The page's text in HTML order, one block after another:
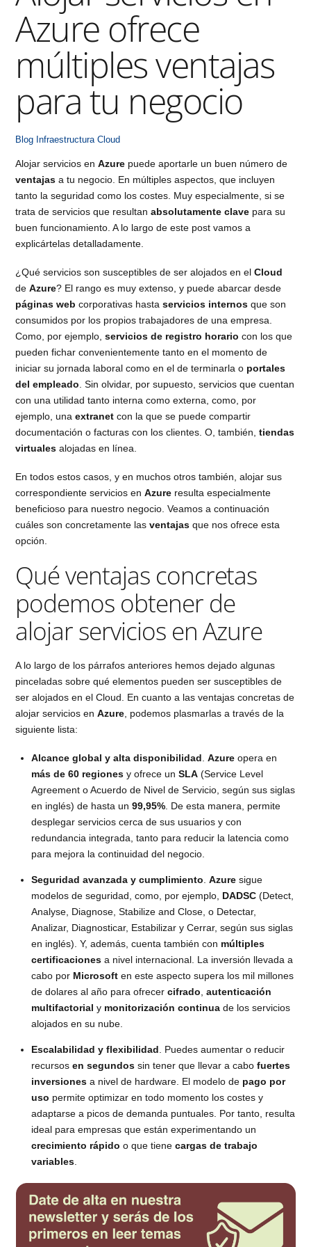
Azure ofrece
múltiples ventajas
para tu negocio
Blog Infraestructura Cloud
Alojar servicios enAzure puede aportarle un buen número de
ventajas a tu negocio. En múltiples aspectos, que incluyen
tanto la seguridad como los costes. Muy especialmente, si se
trata de servicios que resultanabsolutamente clave para su
buen funcionamiento. A lo largo de este post vamos a
explicártelas detalladamente.
¿Qué servicios son susceptibles de ser alojados en el Cloud
deAzure? El rango es muy extenso, y puede abarcar desde
páginas web corporativas hastaservicios internos que son
consumidos por los propios trabajadores de una empresa.
Como, por ejemplo,servicios de registro horario con los que
pueden fichar convenientemente tanto en el momento de
iniciar su jornada laboral como en el de terminarla o portales
del empleado . Sin olvidar, por supuesto, servicios que cuentan
con una utilidad tanto interna como externa, como, por
ejemplo, unaextranet con la que se puede compartir
documentación o facturas con los clientes. O, también,tiendas
virtuales alojadas en línea.
En todos estos casos, y en muchos otros también, alojar sus
correspondiente servicios enAzure resulta especialmente
beneficioso para nuestro negocio. Veamos a continuación
cuáles son concretamente lasventajas que nos ofrece esta
opción.
Qué ventajas concretas
podemos obtener de
alojar servicios en Azure
A lo largo de los párrafos anteriores hemos dejado algunas
pinceladas sobre qué elementos pueden ser susceptibles de
ser alojados en el Cloud. En cuanto a las ventajas concretas de
alojar servicios enAzure , podemos plasmarlas a través de la
siguiente lista:
Alcance global y alta disponibilidad Azureopera en
más de 60 regionesy ofrece un SLA(Service Level
Agreement o Acuerdo de Nivel de Servicio, según sus siglas
en inglés) de hasta un 99,95%. De esta manera, permite
desplegar servicios cerca de sus usuarios y con
redundancia integrada, tanto para reducir la latencia como
para mejora la continuidad del negocio.
Seguridad avanzada y cumplimiento Azuresigue
modelos de seguridad, como, por ejemplo, DADSC(Detect,
Analyse, Diagnose, Stabilize and Close, o Detectar,
Analizar, Diagnosticar, Estabilizar y Cerrar, según sus siglas
en inglés). Y, además, cuenta también con múltiples
certificacionesa nivel internacional. La inversión llevada a
cabo por Microsoften este aspecto supera los mil millones
de dolares al año para ofrecer cifrado autenticación
multifactorial y monitorización continuade los servicios
alojados en su nube.
Escalabilidad y flexibilidad . Puedes aumentar o reducir
recursos en segundossin tener que llevar a cabo fuertes
inversionesa nivel de hardware. El modelo de pago por
uso permite optimizar en todo momento los costes y
adaptarse a picos de demanda puntuales. Por tanto, resulta
ideal para empresas que están experimentando un
crecimiento rápido o que tiene cargas de trabajo
variables.